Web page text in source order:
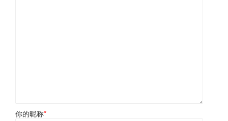
你的昵称*